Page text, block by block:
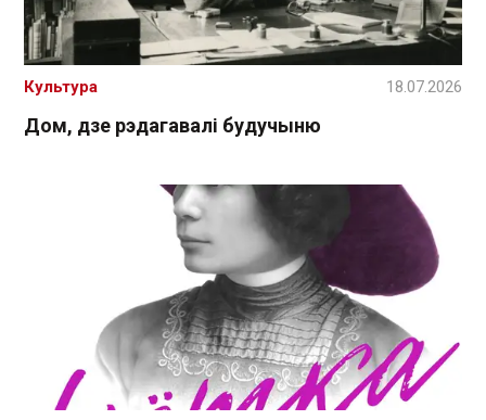
Дом, дзе рэдагавалі будучыню
Культура 18.07.2026